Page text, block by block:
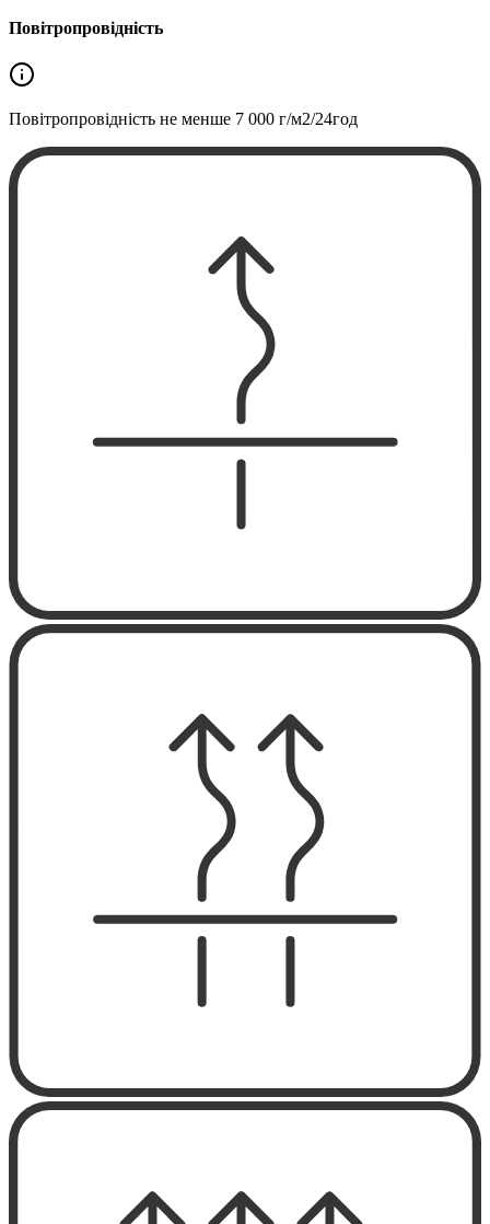
Повітропровідність
Повітропровідність не менше 7 000 г/м2/24год